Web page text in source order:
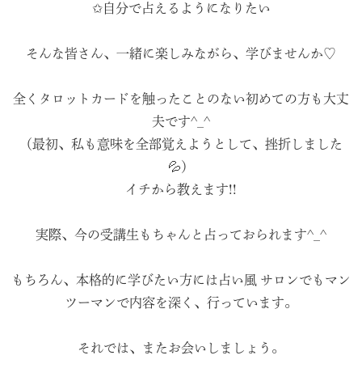
✩自分で占えるようになりたい
そんな皆さん、一緒に楽しみながら、学びませんか♡
全くタロットカードを触ったことのない初めての方も大丈
夫です^_^
（最初、私も意味を全部覚えようとして、挫折しました
💦）
イチから教えます!!
実際、今の受講生もちゃんと占っておられます^_^
もちろん、本格的に学びたい方には占い風 サロンでもマン
ツーマンで内容を深く、行っています。
それでは、またお会いしましょう。